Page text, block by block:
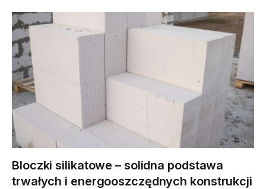
Bloczki silikatowe – solidna podstawa
trwałych i energooszczędnych konstrukcji